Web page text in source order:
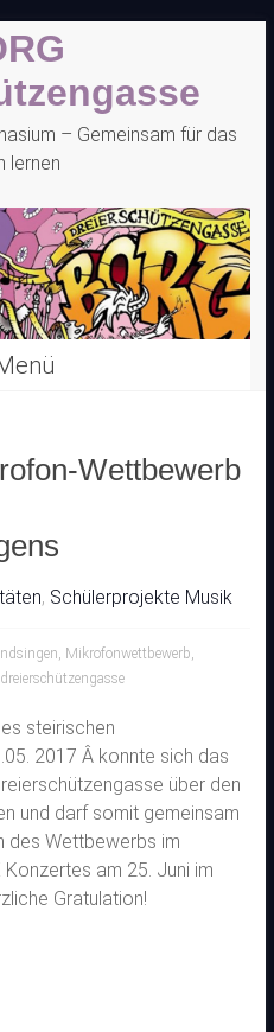
– Gemeinsam für das
lernen
Wettbewerb
, Schülerprojekte Musik
, Mikrofonwettbewerb,
steirischen
2017 Â konnte sich das
über den
und darf somit gemeinsam
des Wettbewerbs im
am 25. Juni im
Gratulation!